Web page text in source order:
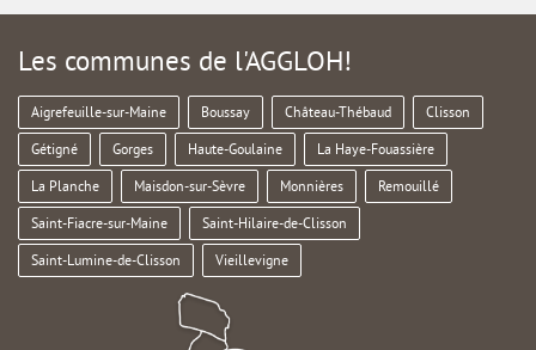
Les communes de l'AGGLOH!
Aigrefeuille-sur-Maine Boussay Château-Thébaud Clisson
Gétigné Gorges Haute-Goulaine La Haye-Fouassière
La Planche Maisdon-sur-Sèvre Monnières Remouillé
Saint-Fiacre-sur-Maine Saint-Hilaire-de-Clisson
Saint-Lumine-de-Clisson Vieillevigne